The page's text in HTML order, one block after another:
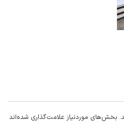
بخش‌های موردنیاز علامت‌گذاری شده‌اند